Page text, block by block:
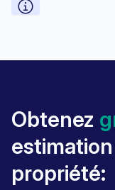
Obtenez
propriété: